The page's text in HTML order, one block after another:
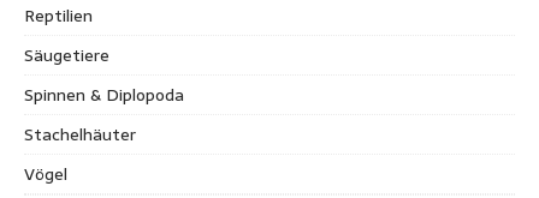
Reptilien
Säugetiere
Spinnen & Diplopoda
Stachelhäuter
Vögel